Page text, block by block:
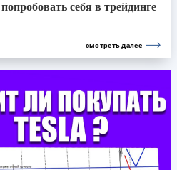
себя в трейдинге
смотреть далее